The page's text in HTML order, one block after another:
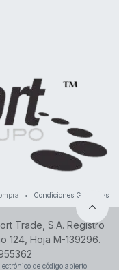
• Condiciones Generales
S.A. Registro
124, Hoja M-139296.
de código abierto